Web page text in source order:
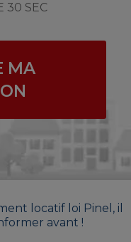
30 SEC
MA
locatif loi Pinel, il
avant !